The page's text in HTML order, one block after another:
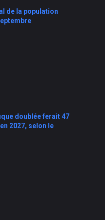
de la population
doublée ferait 47
2027, selon le